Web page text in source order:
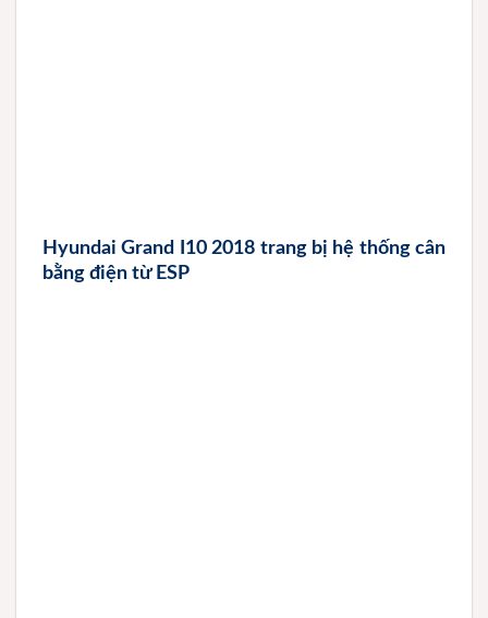
Hyundai Grand I10 2018 trang bị hệ thống cân
bằng điện từ ESP